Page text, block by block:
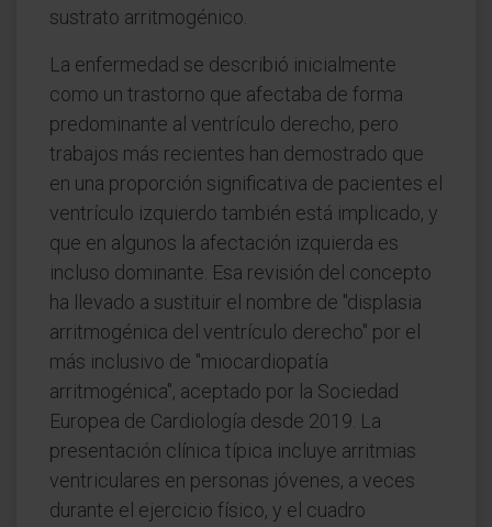
sustrato arritmogénico.
La enfermedad se describió inicialmente
como un trastorno que afectaba de forma
predominante al ventrículo derecho, pero
trabajos más recientes han demostrado que
en una proporción significativa de pacientes el
ventrículo izquierdo también está implicado, y
que en algunos la afectación izquierda es
incluso dominante. Esa revisión del concepto
ha llevado a sustituir el nombre de "displasia
arritmogénica del ventrículo derecho" por el
más inclusivo de "miocardiopatía
arritmogénica", aceptado por la Sociedad
Europea de Cardiología desde 2019. La
presentación clínica típica incluye arritmias
ventriculares en personas jóvenes, a veces
durante el ejercicio físico, y el cuadro